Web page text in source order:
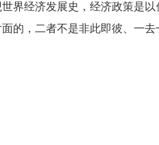
经济发展史，经济政策是以
的，二者不是非此即彼、一